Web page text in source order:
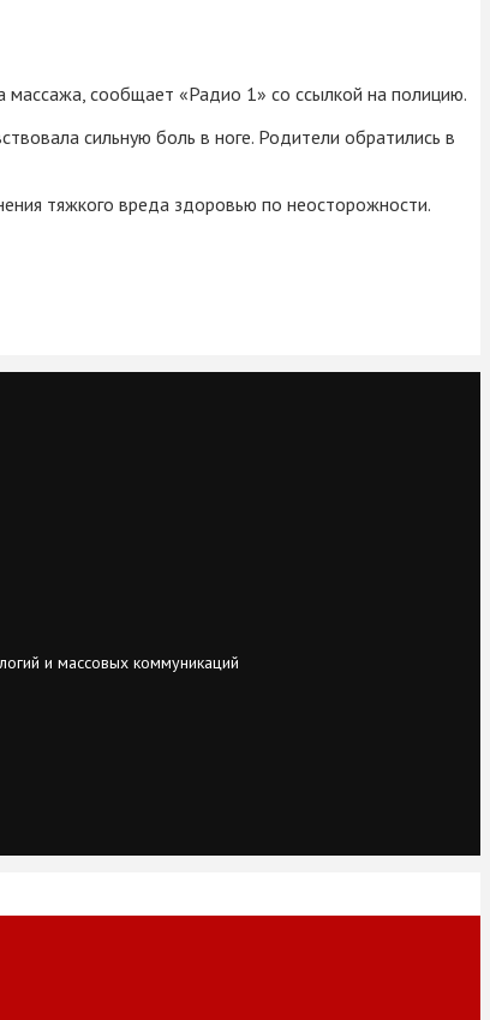
массажа, сообщает «Радио 1» со ссылкой на полицию.
сильную боль в ноге. Родители обратились в
тяжкого вреда здоровью по неосторожности.
и массовых коммуникаций